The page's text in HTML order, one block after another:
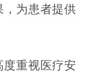
，为患者提供
重视医疗安